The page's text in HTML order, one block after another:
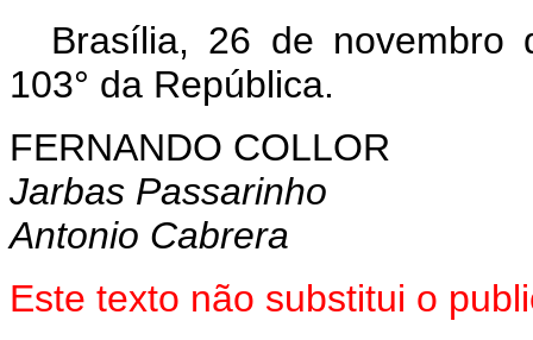
Brasília, 26 de novembro
103° da República.
FERNANDO COLLOR
Jarbas Passarinho
Antonio Cabrera
Este texto não substitui o